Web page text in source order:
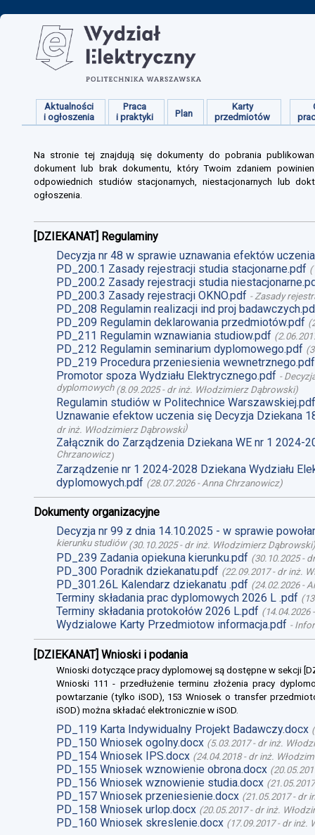
Aktualności
i ogłoszenia
Praca
i praktyki
Plan
Karty
przedmiotów
Na stronie tej znajdują się dokumenty do pobrania
dokument lub brak dokumentu, który Twoim zdaniem
odpowiednich studiów stacjonarnych, niestacjonarnych lub
ogłoszenia.
[DZIEKANAT] Regulaminy
Decyzja nr 48 w sprawie uznawania efektów
PD_200.1 Zasady rejestracji studia stacjonarne.pdf (
PD_200.2 Zasady rejestracji studia
PD_200.3 Zasady rejestracji OKNO.pdf - Zasady
PD_208 Regulamin realizacji ind proj
PD_209 Regulamin deklarowania przedmiotów.pdf (
PD_211 Regulamin wznawiania studiow.pdf (
PD_212 Regulamin seminarium dyplomowego.pdf (
PD_219 Procedura przeniesienia wewnetrznego.pdf
Promotor spoza Wydziału Elektrycznego.pdf -
dyplomowych(8.09.2025- dr inż. Włodzimierz Dąbrowski)
Regulamin studiów w Politechnice Warszawskiej.pdf
Uznawanie efektow uczenia się Decyzja Dziekana
dr inż. Włodzimierz Dąbrowski)
Załącznik do Zarządzenia Dziekana WE nr 1
Chrzanowicz)
Zarządzenie nr 1 2024-2028 Dziekana Wydziału
dyplomowych.pdf (28.07.2026- Anna Chrzanowicz)
Dokumenty organizacyjne
Decyzja nr 99 z dnia 14.10.2025 - w sprawie
kierunku studiów(30.10.2025- dr inż. Włodzimierz Dąbrowski)
PD_239 Zadania opiekuna kierunku.pdf (30.10.2025-
PD_300 Poradnik dziekanatu.pdf (22.09.2017- dr inż.
PD_301.26L Kalendarz dziekanatu .pdf (24.02.2026-
Terminy składania prac dyplomowych 2026 L .pdf (
Terminy składania protokołów 2026 L.pdf (14.04.2026
Wydzialowe Karty Przedmiotow informacja.pdf -
[DZIEKANAT] Wnioski i podania
Wnioski dotyczące pracy dyplomowej są dostępne w sekcji
Wnioski 111 - przedłużenie terminu złożenia pracy
powtarzanie (tylko iSOD), 153 Wniosek o transfer
iSOD) można składać elektronicznie w iSOD.
PD_119 Karta Indywidualny Projekt Badawczy.docx (
PD_150 Wniosek ogolny.docx (5.03.2017- dr inż.
PD_154 Wniosek IPS.docx (24.04.2018- dr inż.
PD_155 Wniosek wznowienie obrona.docx (
PD_156 Wniosek wznowienie studia.docx (21.05.2017
PD_157 Wniosek przeniesienie.docx (21.05.2017- dr
PD_158 Wniosek urlop.docx (20.05.2017- dr inż.
PD_160 Wniosek skreslenie.docx (17.09.2017- dr inż.